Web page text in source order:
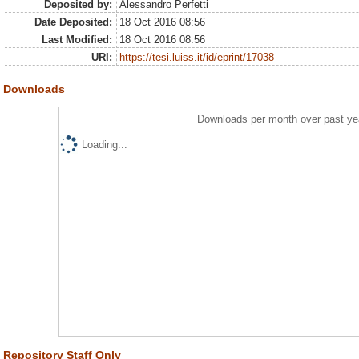
Deposited by:
Alessandro Perfetti
Date Deposited:
18 Oct 2016 08:56
Last Modified:
18 Oct 2016 08:56
URI:
https://tesi.luiss.it/id/eprint/17038
Downloads
Downloads per month over past
Loading...
Repository Staff Only